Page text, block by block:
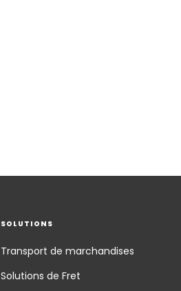
SOLUTIONS
Transport de marchandises
Solutions de Fret